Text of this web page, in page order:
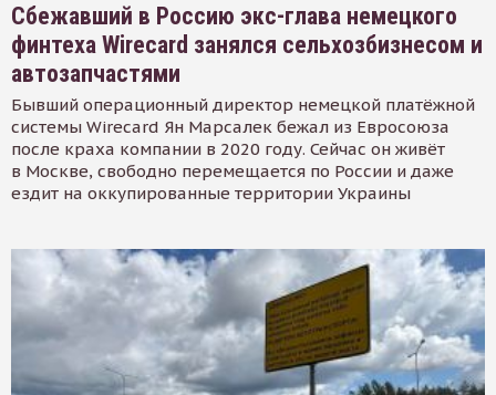
Сбежавший в Россию экс-глава немецкого
финтеха Wirecard занялся сельхозбизнесом и
автозапчастями
Бывший операционный директор немецкой платёжной
системы Wirecard Ян Марсалек бежал из Евросоюза
после краха компании в 2020 году. Сейчас он живёт
в Москве, свободно перемещается по России и даже
ездит на оккупированные территории Украины